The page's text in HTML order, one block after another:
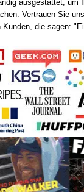
ausgestattet, um
Vertrauen Sie
die sagen: